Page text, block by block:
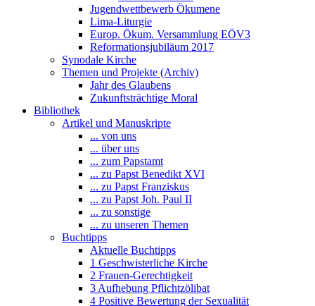
Jugendwettbewerb Ökumene
Lima-Liturgie
Europ. Ökum. Versammlung EÖV3
Reformationsjubiläum 2017
Synodale Kirche
Themen und Projekte (Archiv)
Jahr des Glaubens
Zukunftsträchtige Moral
Bibliothek
Artikel und Manuskripte
... von uns
... über uns
... zum Papstamt
... zu Papst Benedikt XVI
... zu Papst Franziskus
... zu Papst Joh. Paul II
... zu sonstige
... zu unseren Themen
Buchtipps
Aktuelle Buchtipps
1 Geschwisterliche Kirche
2 Frauen-Gerechtigkeit
3 Aufhebung Pflichtzölibat
4 Positive Bewertung der Sexualität